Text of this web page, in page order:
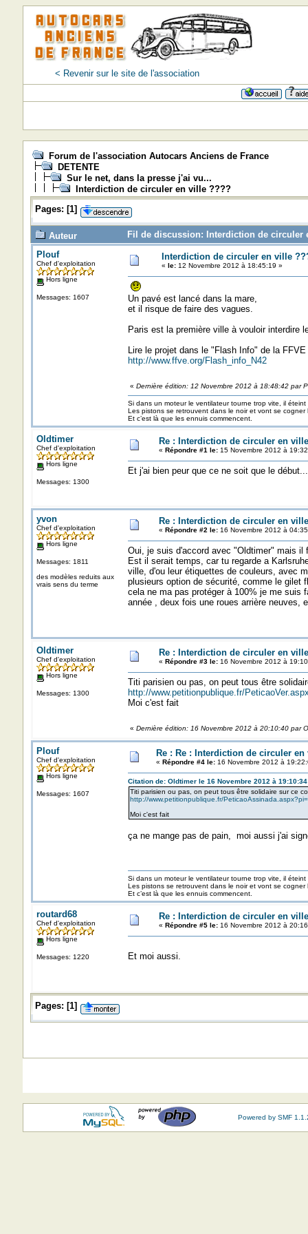
< Revenir sur le site de l'association
Forum de l'association Autocars Anciens de France
DETENTE
Sur le net, dans la presse j'ai vu...
Interdiction de circuler en ville ????
Pages: [1]
Auteur
Fil de discussion: Interdiction de circuler
Plouf
Chef d'exploitation
Hors ligne
Messages: 1607
Interdiction de circuler en ville
« le:12 Novembre 2012 à 18:45:19 »
Un pavé est lancé dans la mare,
et il risque de faire des vagues.
Paris est la première ville à vouloir interdire
Lire le projet dans le "Flash Info" de la FFVE
http://www.ffve.org/Flash_info_N42
« Dernière édition: 12 Novembre 2012 à 18:48:42 par
Si dans un moteur le ventilateur tourne trop vite, il éteint
Les pistons se retrouvent dans le noir et vont se
Et c’est là que les ennuis commencent.
Oldtimer
Chef d'exploitation
Hors ligne
Messages: 1300
Re : Interdiction de circuler en
« Répondre #1 le:15 Novembre 2012 à
Et j'ai bien peur que ce ne soit que le début...
yvon
Chef d'exploitation
Hors ligne
Messages: 1811
des modèles reduits aux
vrais sens du terme
Re : Interdiction de circuler en
« Répondre #2 le:16 Novembre 2012 à
Oui, je suis d'accord avec "Oldtimer" mais il
Est il serait temps, car tu regarde a
ville, d'ou leur étiquettes de couleurs, avec
plusieurs option de sécurité, comme le gilet
cela ne ma pas protéger à 100% je me suis
année , deux fois une roues arrière neuves,
Oldtimer
Chef d'exploitation
Hors ligne
Messages: 1300
Re : Interdiction de circuler en
« Répondre #3 le:16 Novembre 2012 à
Titi parisien ou pas, on peut tous être
http://www.petitionpublique.fr/
Moi c'est fait
« Dernière édition: 16 Novembre 2012 à 20:10:40 par
Plouf
Chef d'exploitation
Hors ligne
Messages: 1607
Re : Re : Interdiction de circuler
« Répondre #4 le:16 Novembre 2012 à
Citation de: Oldtimer le 16 Novembre 2012 à 19:10:34
Titi parisien ou pas, on peut tous être solidaire sur ce
http://www.petitionpublique.fr/
Moi c'est fait
ça ne mange pas de pain, moi aussi j'ai
Si dans un moteur le ventilateur tourne trop vite, il éteint
Les pistons se retrouvent dans le noir et vont se
Et c’est là que les ennuis commencent.
routard68
Chef d'exploitation
Hors ligne
Messages: 1220
Re : Interdiction de circuler en
« Répondre #5 le:16 Novembre 2012 à
Et moi aussi.
Pages: [1]
Powered by SMF